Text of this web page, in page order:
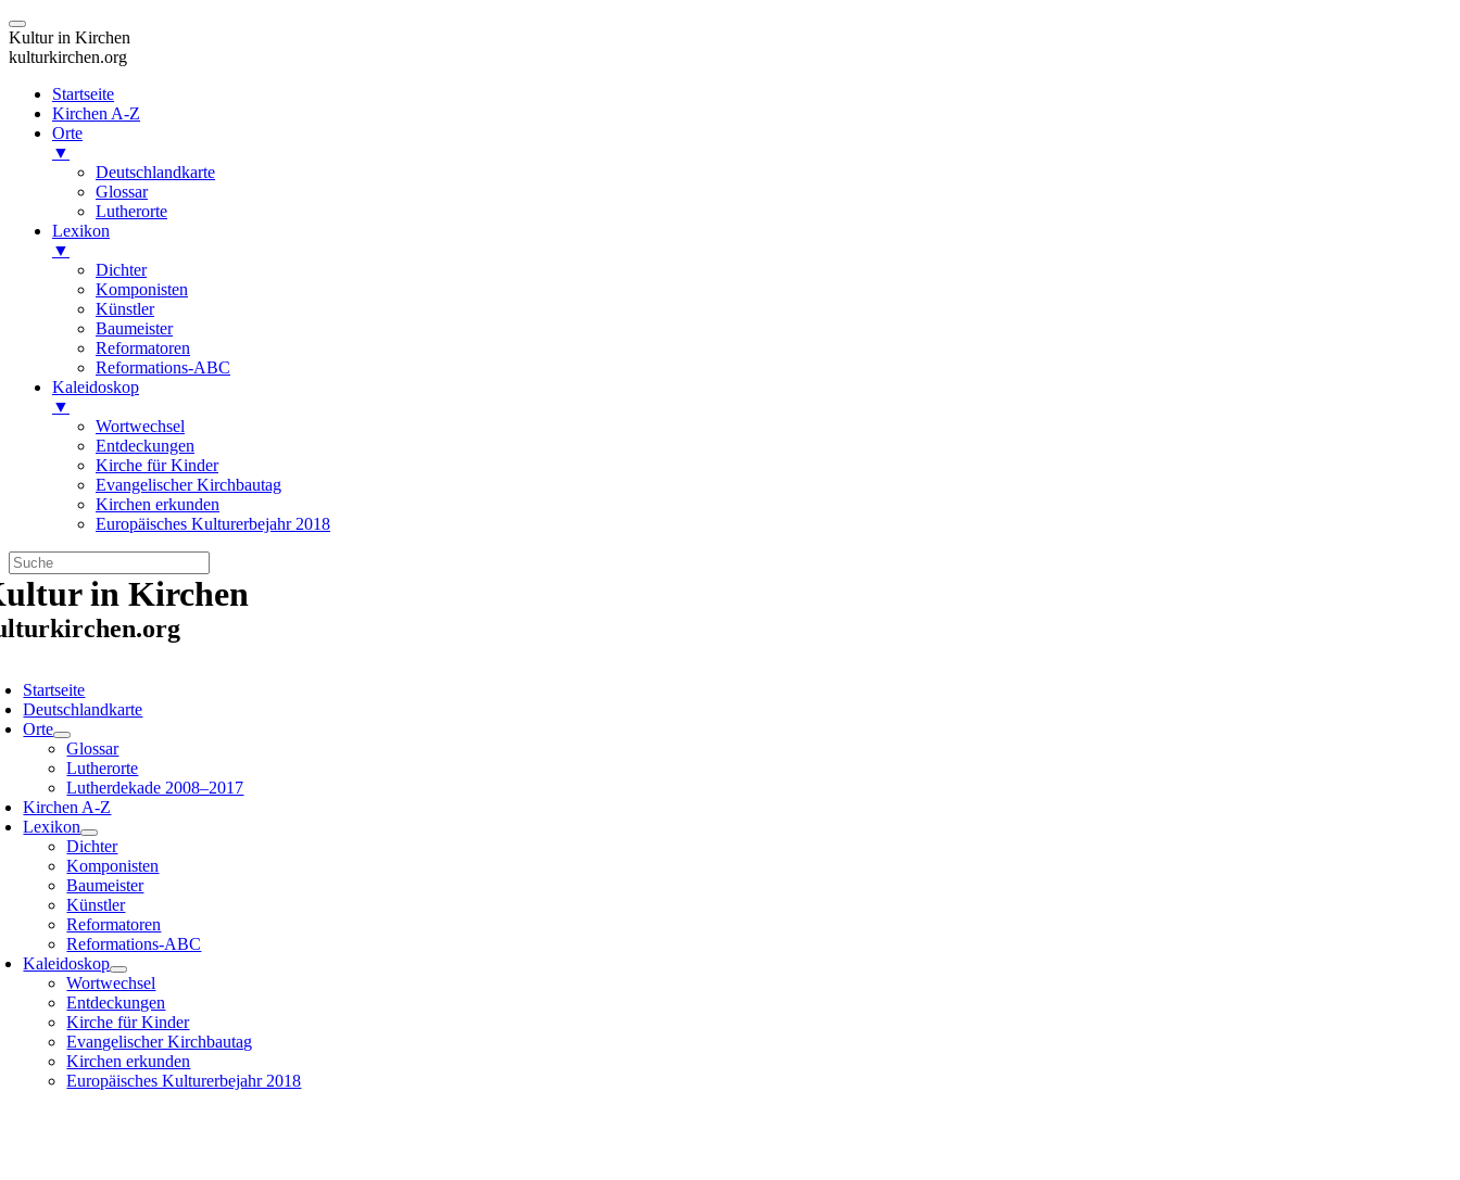
Kultur in Kirchen
kulturkirchen.org
Startseite
Kirchen A-Z
Orte
▼
Deutschlandkarte
Glossar
Lutherorte
Lexikon
▼
Dichter
Komponisten
Künstler
Baumeister
Reformatoren
Reformations-ABC
Kaleidoskop
▼
Wortwechsel
Entdeckungen
Kirche für Kinder
Evangelischer Kirchbautag
Kirchen erkunden
Europäisches Kulturerbejahr 2018
Zum
Inhalt
springen
in Kirchen
Startseite
Deutschlandkarte
Orte
Glossar
Lutherorte
Lutherdekade 2008–2017
Kirchen A-Z
Lexikon
Dichter
Komponisten
Baumeister
Künstler
Reformatoren
Reformations-ABC
Kaleidoskop
Wortwechsel
Entdeckungen
Kirche für Kinder
Evangelischer Kirchbautag
Kirchen erkunden
Europäisches Kulturerbejahr 2018